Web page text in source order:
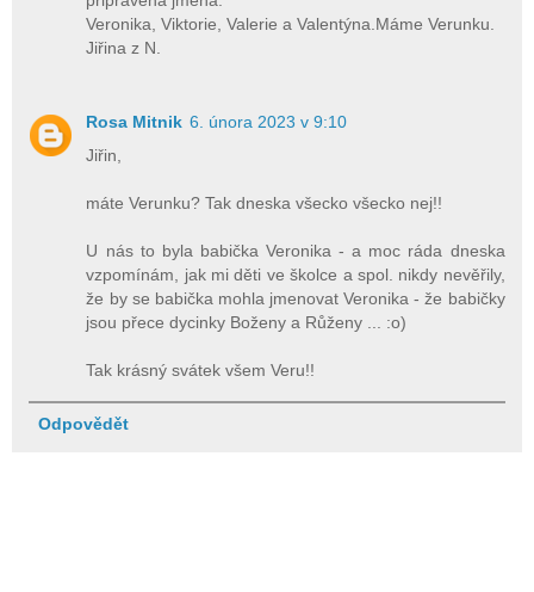
Veronika, Viktorie, Valerie a Valentýna.Máme Verunku.
Jiřina z N.
Rosa Mitnik 6. února 2023 v 9:10
Jiřin,
máte Verunku? Tak dneska všecko všecko nej!!
U nás to byla babička Veronika - a moc ráda dneska
vzpomínám, jak mi děti ve školce a spol. nikdy nevěřily,
že by se babička mohla jmenovat Veronika - že babičky
jsou přece dycinky Boženy a Růženy ... :o)
Tak krásný svátek všem Veru!!
Odpovědět